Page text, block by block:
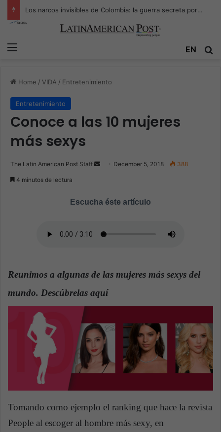
Los narcos invisibles de Colombia: la guerra secreta por la verdad, el poder y la nueva economía de la droga
EN
Home / VIDA / Entretenimiento
Entretenimiento
Conoce a las 10 mujeres
más sexys
The Latin American Post Staff
d
e
December 5, 2018 388
4 minutos de lectura
Escucha éste artículo
Reunimos a algunas de las mujeres más sexys del
mundo. Descúbrelas aquí
Tomando como ejemplo el ranking que hace la revista
People al escoger al hombre más sexy, en